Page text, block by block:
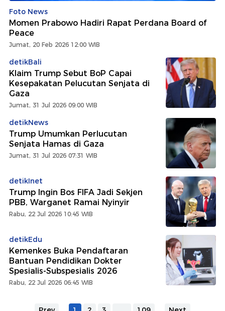
Foto News
Momen Prabowo Hadiri Rapat Perdana Board of
Peace
Jumat, 20 Feb 2026 12:00 WIB
detikBali
Klaim Trump Sebut BoP Capai
Kesepakatan Pelucutan Senjata di
Gaza
Jumat, 31 Jul 2026 09:00 WIB
detikNews
Trump Umumkan Perlucutan
Senjata Hamas di Gaza
Jumat, 31 Jul 2026 07:31 WIB
detikInet
Trump Ingin Bos FIFA Jadi Sekjen
PBB, Warganet Ramai Nyinyir
Rabu, 22 Jul 2026 10:45 WIB
detikEdu
Kemenkes Buka Pendaftaran
Bantuan Pendidikan Dokter
Spesialis-Subspesialis 2026
Rabu, 22 Jul 2026 06:45 WIB